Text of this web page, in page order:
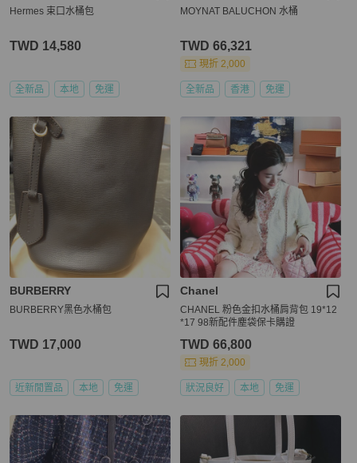
Hermes 束口水桶包
TWD 14,580
全新品 本地 免運
MOYNAT BALUCHON 水桶
TWD 66,321
現折 2,000
全新品 香港 免運
BURBERRY
BURBERRY黑色水桶包
TWD 17,000
近新閒置品 本地 免運
Chanel
CHANEL 粉色金扣水桶肩背包 19*12
*17 98新配件塵袋保卡購證
TWD 66,800
現折 2,000
狀況良好 本地 免運